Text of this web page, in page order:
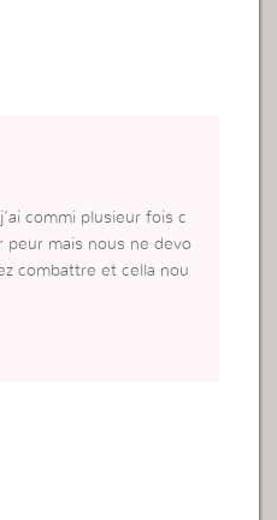
commi plusieur fois c
mais nous ne devo
combattre et cella nou